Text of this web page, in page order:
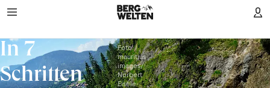
In 7
Schritten
Foto:
mauritius
images/
Norbert
Eisele-